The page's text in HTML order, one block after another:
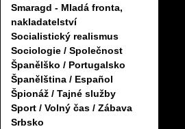
Smaragd - Mladá fronta,
nakladatelství
Socialistický realismus
Sociologie / Společnost
Španělško / Portugalsko
Španělština / Español
Špionáž / Tajné služby
Sport / Volný čas / Zábava
Srbsko